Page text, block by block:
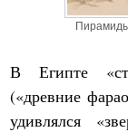
В Египте
(«древние
удивлялся